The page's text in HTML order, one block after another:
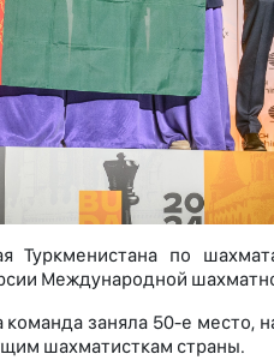
Туркменистана по
Международной
заняла 50-е место,
шахматисткам страны.